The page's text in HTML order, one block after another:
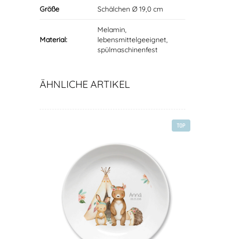
Größe Schälchen Ø 19,0 cm
Material:
Melamin,
lebensmittelgeeignet,
spülmaschinenfest
ÄHNLICHE ARTIKEL
TOP